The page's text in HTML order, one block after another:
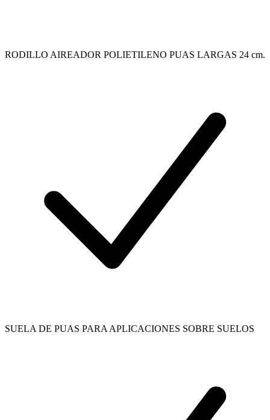
RODILLO AIREADOR POLIETILENO PUAS LARGAS 24 cm.
SUELA DE PUAS PARA APLICACIONES SOBRE SUELOS